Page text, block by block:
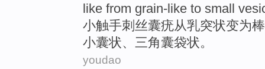
like from grain-like to small
小触手刺丝囊疣从乳突状变为
小囊状、 三角囊袋状。
youdao